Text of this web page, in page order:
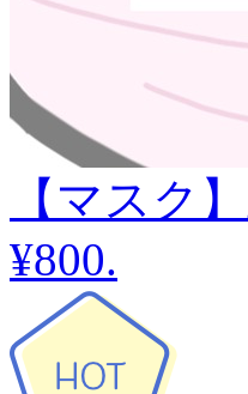
【マスク
¥800.